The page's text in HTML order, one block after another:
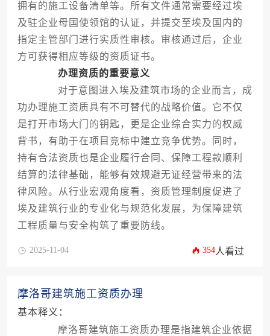
拥有的施工设备清单等。所有文件通常需要经过埃
及驻企业母国使领馆的认证，并提交至埃及国内的
指定主管部门进行实质性审核。审核通过后，企业
方可获得相应等级的资质证书。
办理资质的重要意义
对于意图进入埃及建筑市场的企业而言，成
功办理施工资质具有不可替代的战略价值。它不仅
是打开市场大门的钥匙，更是企业综合实力的权威
背书，有助于在项目竞标中建立竞争优势。同时，
持有合法资质也是企业履行合同、保障工程款顺利
结算的法律基础，能够有效规避无证经营带来的法
律风险。从行业宏观角度看，资质管理制度促进了
埃及建筑行业的专业化与规范化发展，为保障建筑
工程质量与安全构筑了重要防线。
2025-11-04 354人看过
摩洛哥建筑施工资质办理
基本释义：
摩洛哥建筑施工资质办理是指建筑企业依据